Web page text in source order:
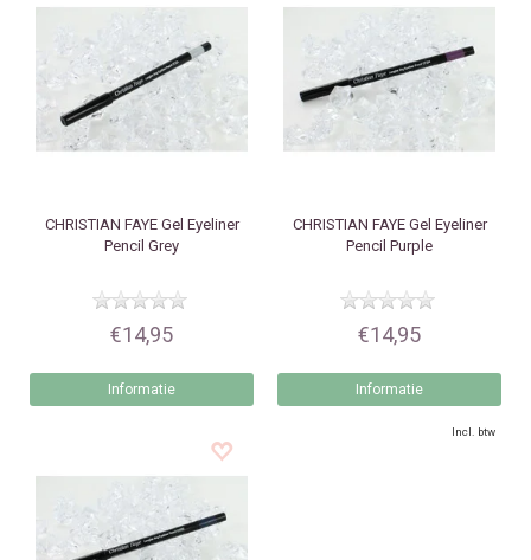
CHRISTIAN FAYEGel Eyeliner
Pencil Grey
€14,95
Informatie
CHRISTIAN FAYEGel Eyeliner
Pencil Purple
€14,95
Informatie
Incl. btw